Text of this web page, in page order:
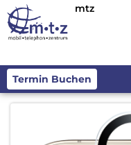
mtz
Termin Buchen